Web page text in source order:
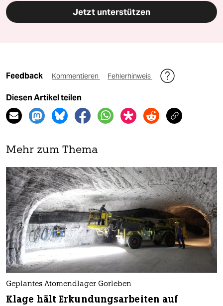
Jetzt unterstützen
Feedback Kommentieren Fehlerhinweis
Diesen Artikel teilen
Mehr zum Thema
Geplantes Atomendlager Gorleben
Klage hält Erkundungsarbeiten auf